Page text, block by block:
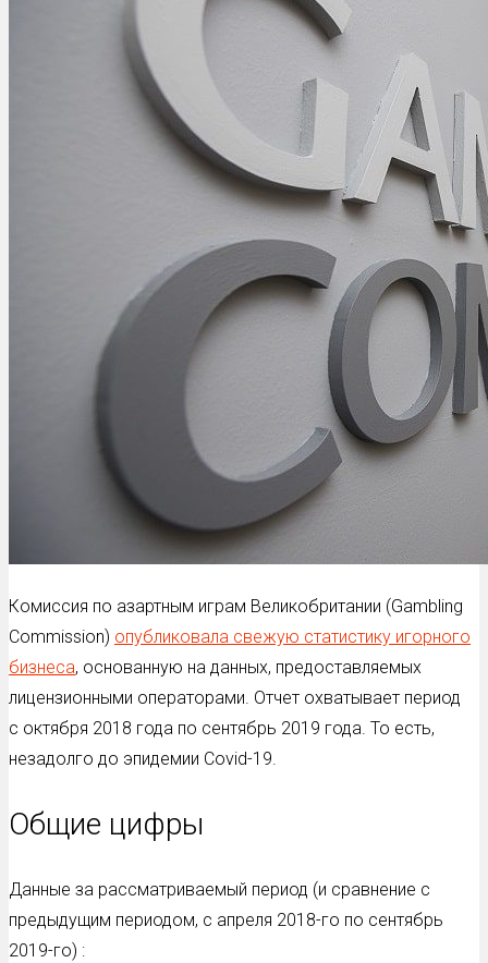
Комиссия по азартным играм Великобритании (Gambling
Commission) опубликовала свежую статистику игорного
бизнеса, основанную на данных, предоставляемых
лицензионными операторами. Отчет охватывает период
с октября 2018 года по сентябрь 2019 года. То есть,
незадолго до эпидемии Covid-19.
Общие цифры
Данные за рассматриваемый период (и сравнение с
предыдущим периодом, с апреля 2018-го по сентябрь
2019-го) :